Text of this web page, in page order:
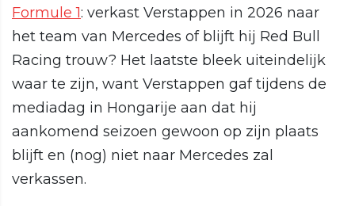
Formule 1: verkast Verstappen in 2026 naar
het team van Mercedes of blijft hij Red Bull
Racing trouw? Het laatste bleek uiteindelijk
waar te zijn, want Verstappen gaf tijdens de
mediadag in Hongarije aan dat hij
aankomend seizoen gewoon op zijn plaats
blijft en (nog) niet naar Mercedes zal
verkassen.